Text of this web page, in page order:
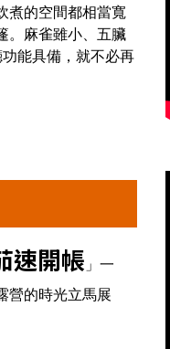
煮的空間都相當寬
。麻雀雖小、五臟
能具備，就不必再
速開帳 」一
營的時光立馬展